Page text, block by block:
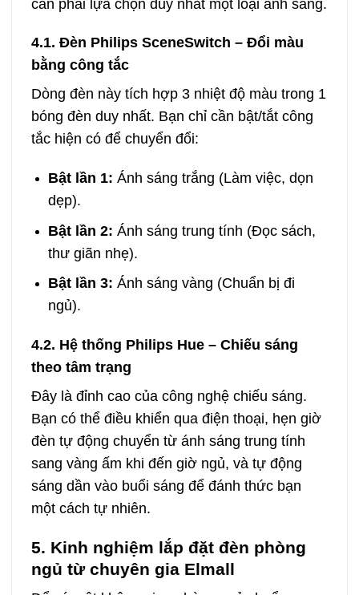
cần phải lựa chọn duy nhất một loại ánh sáng.
4.1. Đèn Philips SceneSwitch – Đổi màu
bằng công tắc
Dòng đèn này tích hợp 3 nhiệt độ màu trong 1
bóng đèn duy nhất. Bạn chỉ cần bật/tắt công
tắc hiện có để chuyển đổi:
Bật lần 1: Ánh sáng trắng (Làm việc, dọn
dẹp).
Bật lần 2: Ánh sáng trung tính (Đọc sách,
thư giãn nhẹ).
Bật lần 3: Ánh sáng vàng (Chuẩn bị đi
ngủ).
4.2. Hệ thống Philips Hue – Chiếu sáng
theo tâm trạng
Đây là đỉnh cao của công nghệ chiếu sáng.
Bạn có thể điều khiển qua điện thoại, hẹn giờ
đèn tự động chuyển từ ánh sáng trung tính
sang vàng ấm khi đến giờ ngủ, và tự động
sáng dần vào buổi sáng để đánh thức bạn
một cách tự nhiên.
5. Kinh nghiệm lắp đặt đèn phòng
ngủ từ chuyên gia Elmall